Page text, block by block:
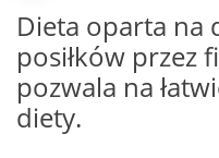
Dieta oparta na
posiłków przez
pozwala na
diety.